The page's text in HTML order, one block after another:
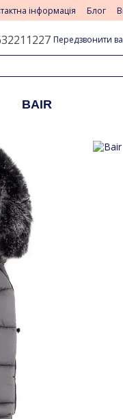
інформація Блог
Передзвонити
BAIR